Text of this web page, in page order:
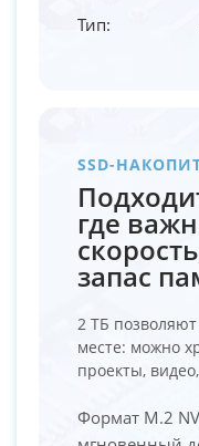
Тип:
SSD-
где
запас
2 ТБ
месте: можно
проекты,
Формат M.2